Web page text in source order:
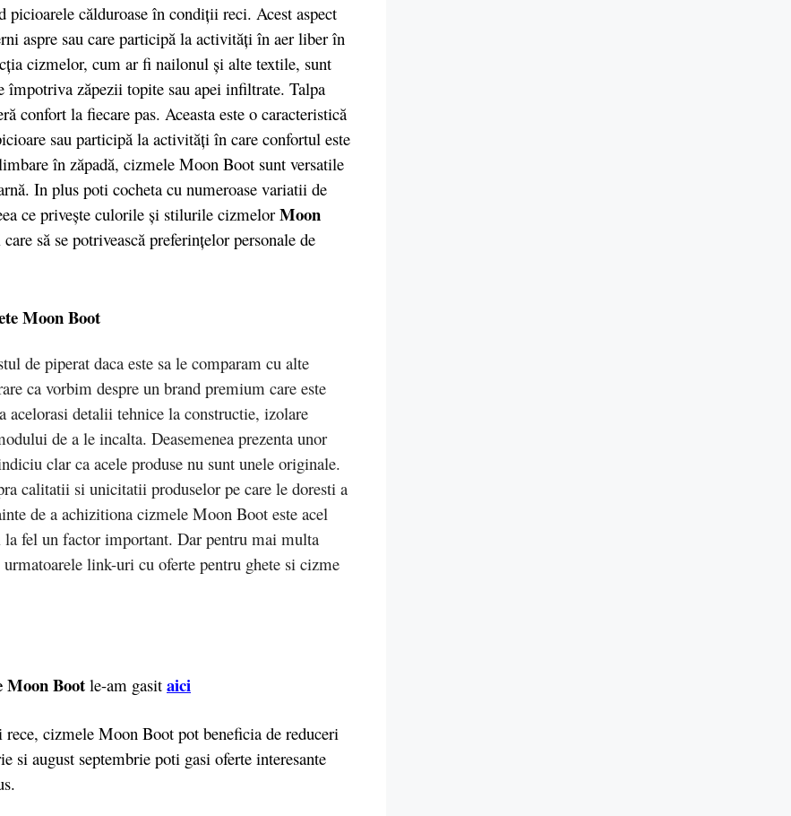
călduroase în condiții reci. Acest aspect
aspre sau care participă la activități în aer liber în
cizmelor, cum ar fi nailonul și alte textile, sunt
împotriva zăpezii topite sau apei infiltrate. Talpa
confort la fiecare pas. Aceasta este o caracteristică
sau participă la activități în care confortul este
în zăpadă, cizmele Moon Boot sunt versatile
In plus poti cocheta cu numeroase variatii de
ce privește culorile și stilurile cizmelor Moon
să se potrivească preferințelor personale de
Moon Boot
de piperat daca este sa le comparam cu alte
ca vorbim despre un brand premium care este
acelorasi detalii tehnice la constructie, izolare
de a le incalta. Deasemenea prezenta unor
clar ca acele produse nu sunt unele originale.
calitatii si unicitatii produselor pe care le doresti a
de a achizitiona cizmele Moon Boot este acel
fel un factor important. Dar pentru mai multa
link-uri cu oferte pentru ghete si cizme
Moon Bootle-am gasit aici
cizmele Moon Boot pot beneficia de reduceri
si august septembrie poti gasi oferte interesante